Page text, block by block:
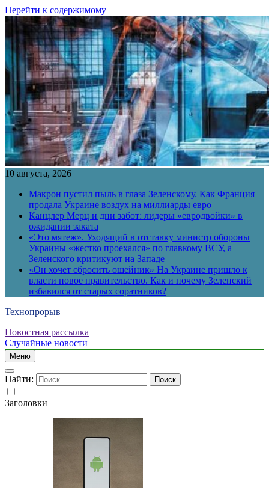
Перейти к содержимому
10 августа, 2026
Макрон пустил пыль в глаза Зеленскому. Как Франция
продала Украине воздух на миллиарды евро
Канцлер Мерц и дни забот: лидеры «евродвойки» в
ожидании заката
«Это мятеж». Уходящий в отставку министр обороны
Украины «жестко проехался» по главкому ВСУ, а
Зеленского критикуют на Западе
«Он хочет сбросить ошейник» На Украине пришло к
власти новое правительство. Как и почему Зеленский
избавился от старых соратников?
Технопрорыв
Новостная рассылка
Случайные новости
Меню
Найти:
Заголовки